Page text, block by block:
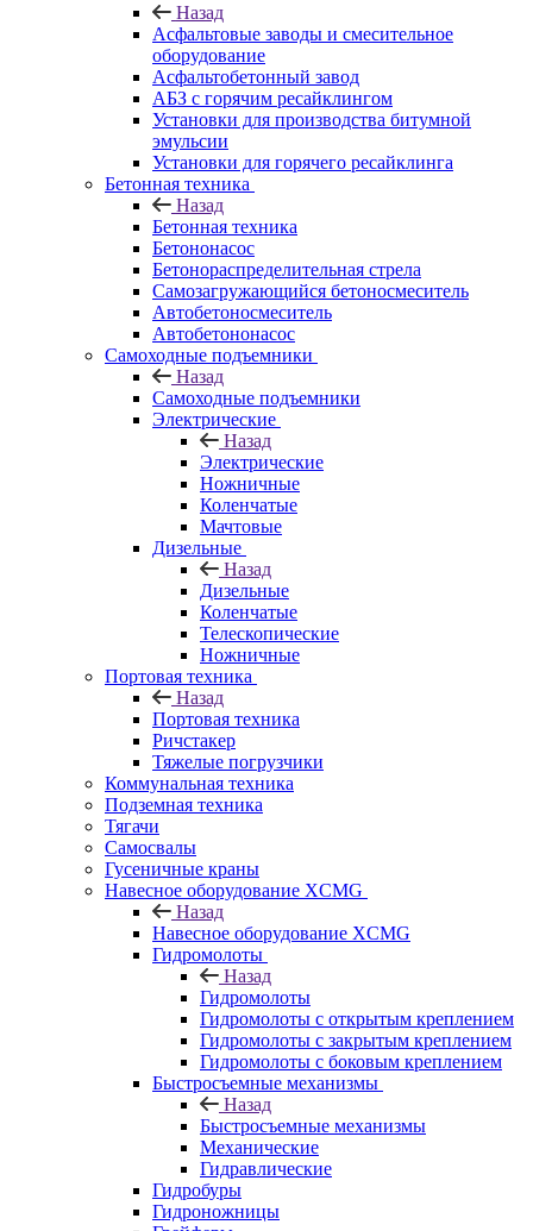
Назад
Асфальтовые заводы и смесительное
оборудование
Асфальтобетонный завод
АБЗ с горячим ресайклингом
Установки для производства битумной
эмульсии
Установки для горячего ресайклинга
Бетонная техника
Назад
Бетонная техника
Бетононасос
Бетонораспределительная стрела
Самозагружающийся бетоносмеситель
Автобетоносмеситель
Автобетононасос
Самоходные подъемники
Назад
Самоходные подъемники
Электрические
Назад
Электрические
Ножничные
Коленчатые
Мачтовые
Дизельные
Назад
Дизельные
Коленчатые
Телескопические
Ножничные
Портовая техника
Назад
Портовая техника
Ричстакер
Тяжелые погрузчики
Коммунальная техника
Подземная техника
Тягачи
Самосвалы
Гусеничные краны
Навесное оборудование XCMG
Назад
Навесное оборудование XCMG
Гидромолоты
Назад
Гидромолоты
Гидромолоты с открытым креплением
Гидромолоты с закрытым креплением
Гидромолоты с боковым креплением
Быстросъемные механизмы
Назад
Быстросъемные механизмы
Механические
Гидравлические
Гидробуры
Гидроножницы